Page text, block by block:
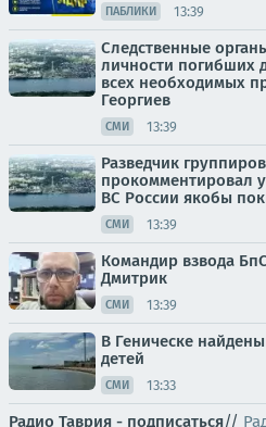
ПАБЛИКИ 13:39
Следственные
личности погибших
всех необходимых
Георгиев
СМИ 13:39
Разведчик
прокомментировал
ВС России якобы
СМИ 13:39
Командир взвода
Дмитрик
СМИ 13:39
В Геническе
детей
СМИ 13:33
Радио Таврия - подписаться//